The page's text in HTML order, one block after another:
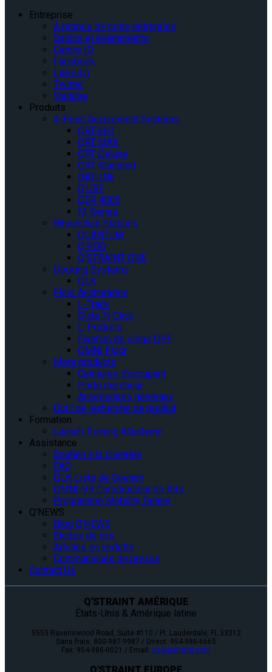
Entreprise
À propos de notre entreprise
Salons et événements
Centre IQ
Facebook
Linkedin
Twitter
Youtube
Produits
4-Point Securement Systems
QRT-360
QRT MAX
QRT Deluxe
QRT Standard
INQLINE
Q’UBE
QER 4000
M-Series
Wheelchair Stations
QUANTUM
Q’POD
Q’STRAINT ONE
Docking Systems
QLK
Floor Anchorages
L-Track
Slide ‘N Click
L-Pockets
Fixation de siège QSF
OMNI Floor
More products
Ceintures d’occupant
Porte marcheur
Accessoires généraux
Outil de recherche de produit
Formation
Launch Training AQademy
Assistance
Soutien à la clientèle
FAQ
QLK Liste de Soutien
OMNI-VR Constructeur de Kits
Programme Mobility Dealer
Q’NEWS
Blog Q’NEWS
Études de cas
Articles en vedette
Communiqués de presse
Contact Us
Q'STRAINT AMÉRIQUE
États-Unis & Amérique latine
5553 Ravenswood Road, Suite #110 / Ft. Lauderdale, FL 33312
Sans frais: 800-987-9987 / Direct: 954-986-6665
Fax: 954-986-0021 / Email: cs@qstraint.com